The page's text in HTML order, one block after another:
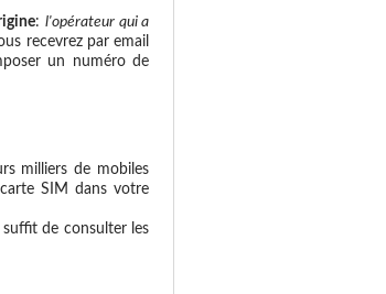
: l'opérateur qui a
recevrez par email
un numéro de
milliers de mobiles
SIM dans votre
de consulter les